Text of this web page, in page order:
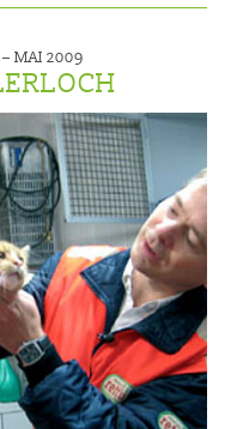
MAI 2009